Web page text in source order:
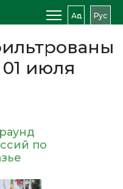
Аԥс Рус
июля
по